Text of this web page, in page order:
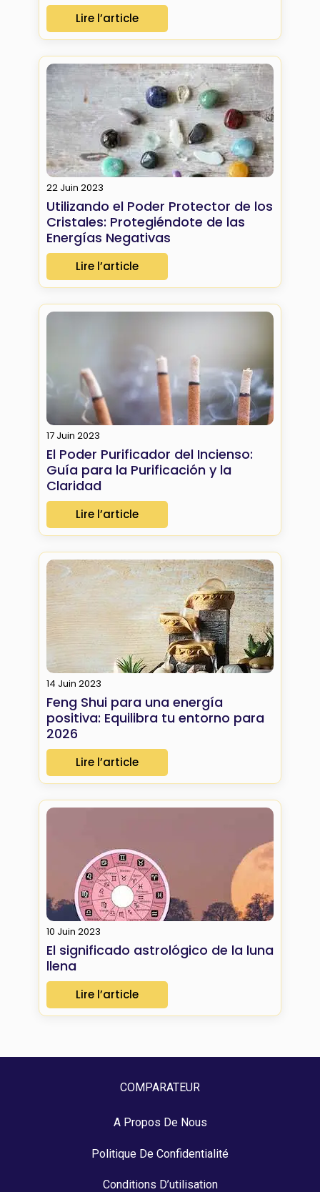
Lire l’article
22 Juin 2023
Utilizando el Poder Protector de los
Cristales: Protegiéndote de las
Energías Negativas
Lire l’article
17 Juin 2023
El Poder Purificador del Incienso:
Guía para la Purificación y la
Claridad
Lire l’article
14 Juin 2023
Feng Shui para una energía
positiva: Equilibra tu entorno para
2026
Lire l’article
10 Juin 2023
El significado astrológico de la luna
llena
Lire l’article
COMPARATEUR
A Propos De Nous
Politique De Confidentialité
Conditions D’utilisation